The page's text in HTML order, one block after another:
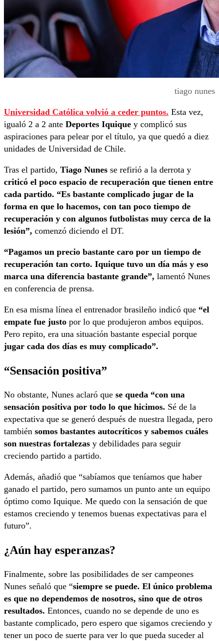
tiago nunes
Universidad Católica volvió a ceder puntos. Esta vez,
igualó 2 a 2 ante Deportes Iquique y complicó sus
aspiraciones para pelear por el título, ya que quedó a diez
unidades de Universidad de Chile.
Tras el partido, Tiago Nunes se refirió a la derrota y
criticó el poco espacio de recuperación que tienen entre
cada partido. “Es bastante complicado jugar de la
forma en que lo hacemos, con tan poco tiempo de
recuperación y con algunos futbolistas muy cerca de la
lesión”, comenzó diciendo el DT.
“Pagamos un precio bastante caro por un tiempo de
recuperación tan corto. Iquique tuvo un día más y eso
marca una diferencia bastante grande”, lamentó Nunes
en conferencia de prensa.
En esa misma línea el entrenador brasileño indicó que “el
empate fue justo por lo que produjeron ambos equipos.
Pero repito, era una situación bastante especial porque
jugar cada dos días es muy complicado”.
“Sensación positiva”
No obstante, Nunes aclaró que se queda “con una
sensación positiva por todo lo que hicimos. Sé de la
expectativa que se generó después de nuestra llegada, pero
también somos bastantes autocríticos y sabemos cuáles
son nuestras fortalezas y debilidades para seguir
creciendo partido a partido.
Además, añadió que “sabíamos que teníamos que haber
ganado el partido, pero sumamos un punto ante un equipo
óptimo como Iquique. Me quedo con la sensación de que
estamos creciendo y tenemos buenas expectativas para el
futuro”.
¿Aún hay esperanzas?
Finalmente, sobre las posibilidades de ser campeones
Nunes señaló que “siempre se puede. El único problema
es que no dependemos de nosotros, sino que de otros
resultados. Entonces, cuando no se depende de uno es
bastante complicado, pero espero que sigamos creciendo y
tener un poco de suerte para ver lo que pueda suceder al